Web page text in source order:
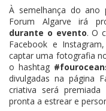
À semelhança do ano
Forum Algarve irá
durante o evento. O
Facebook e
captar uma fotografia
o hashtag
divulgadas na página
criativa será
pronta a estrear e